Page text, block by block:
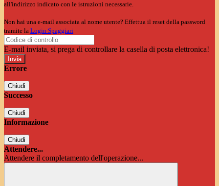
all'indirizzo indicato con le istruzioni necessarie.
Non hai una e-mail associata al nome utente? Effettua il reset della password
tramite la Login Spaggiari
E-mail inviata, si prega di controllare la casella di posta elettronica!
Errore
Chiudi
Successo
Chiudi
Informazione
Chiudi
Attendere...
Attendere il completamento dell'operazione...